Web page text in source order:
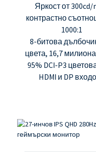
Яркост от 300cd/
контрастно
1000:1
8-битова
цвета, 16,7
95% DCI-P3
HDMI и DP